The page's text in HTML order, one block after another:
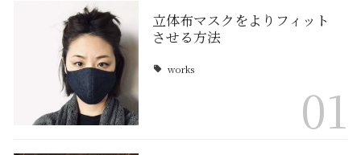
立体布マスクをよりフィット
させる方法
works
01